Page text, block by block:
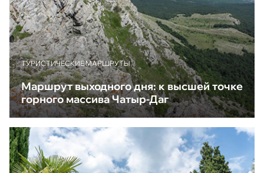
ТУРИСТИЧЕСКИЕ МАРШРУТЫ
Маршрут выходного дня: к высшей точке
горного массива Чатыр-Даг